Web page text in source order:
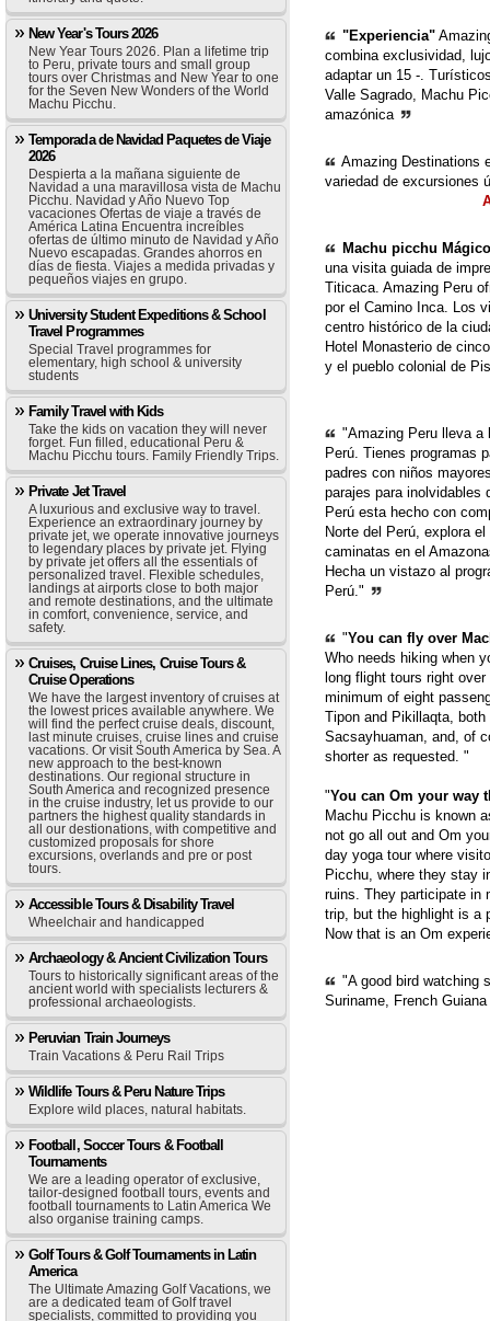
New Year's Tours 2026
New Year Tours 2026. Plan a lifetime trip
to Peru, private tours and small group
tours over Christmas and New Year to one
for the Seven New Wonders of the World
Machu Picchu.
Temporada de Navidad Paquetes de Viaje
2026
Despierta a la mañana siguiente de
Navidad a una maravillosa vista de Machu
Picchu. Navidad y Año Nuevo Top
vacaciones Ofertas de viaje a través de
América Latina Encuentra increíbles
ofertas de último minuto de Navidad y Año
Nuevo escapadas. Grandes ahorros en
días de fiesta. Viajes a medida privadas y
pequeños viajes en grupo.
University Student Expeditions & School
Travel Programmes
Special Travel programmes for
elementary, high school & university
students
Family Travel with Kids
Take the kids on vacation they will never
forget. Fun filled, educational Peru &
Machu Picchu tours. Family Friendly Trips.
Private Jet Travel
A luxurious and exclusive way to travel.
Experience an extraordinary journey by
private jet, we operate innovative journeys
to legendary places by private jet. Flying
by private jet offers all the essentials of
personalized travel. Flexible schedules,
landings at airports close to both major
and remote destinations, and the ultimate
in comfort, convenience, service, and
safety.
Cruises, Cruise Lines, Cruise Tours &
Cruise Operations
We have the largest inventory of cruises at
the lowest prices available anywhere. We
will find the perfect cruise deals, discount,
last minute cruises, cruise lines and cruise
vacations. Or visit South America by Sea. A
new approach to the best-known
destinations. Our regional structure in
South America and recognized presence
in the cruise industry, let us provide to our
partners the highest quality standards in
all our destionations, with competitive and
customized proposals for shore
excursions, overlands and pre or post
tours.
Accessible Tours & Disability Travel
Wheelchair and handicapped
Archaeology & Ancient Civilization Tours
Tours to historically significant areas of the
ancient world with specialists lecturers &
professional archaeologists.
Peruvian Train Journeys
Train Vacations & Peru Rail Trips
Wildlife Tours & Peru Nature Trips
Explore wild places, natural habitats.
Football, Soccer Tours & Football
Tournaments
We are a leading operator of exclusive,
tailor-designed football tours, events and
football tournaments to Latin America We
also organise training camps.
Golf Tours & Golf Tournaments in Latin
America
The Ultimate Amazing Golf Vacations, we
are a dedicated team of Golf travel
specialists, committed to providing you
"Experiencia"
combina exclusividad,
adaptar un 15 -.
Valle Sagrado, Machu
amazónica
Amazing Destinations
variedad de
Machu picchu
una visita guiada de
Titicaca. Amazing Peru
por el Camino Inca. Los
centro histórico de la
Hotel Monasterio de
y el pueblo colonial de
"Amazing Peru lleva a
Perú. Tienes programas
padres con niños
parajes para inolvidables
Perú esta hecho con
Norte del Perú, explora
caminatas en el
Hecha un vistazo al
Perú."
"You can fly over
Who needs hiking when
long flight tours right
minimum of eight
Tipon and Pikillaqta,
Sacsayhuaman, and, of
shorter as requested. "
"You can Om your way
Machu Picchu is known
not go all out and Om
day yoga tour where
Picchu, where they stay
ruins. They participate in
trip, but the highlight is a
Now that is an Om
"A good bird watching
Suriname, French